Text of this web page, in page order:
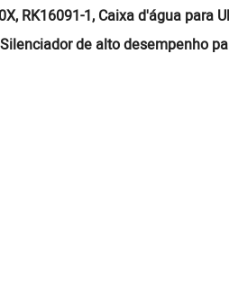
RK16091-1, Caixa d'água para
de alto desempenho